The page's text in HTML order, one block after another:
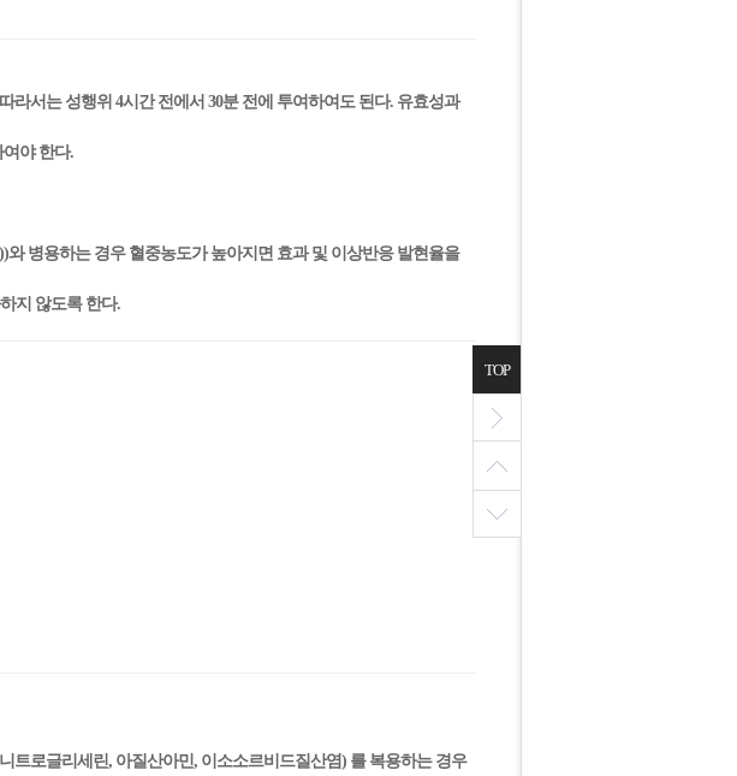
라서는 성행위 4시간 전에서 30분 전에 투여하여도 된다. 유효성과
야 한다.
병용하는 경우 혈중농도가 높아지면 효과 및 이상반응 발현율을
지 않도록 한다.
트로글리세린, 아질산아민, 이소소르비드질산염) 를 복용하는 경우
TOP